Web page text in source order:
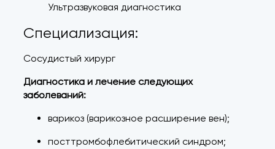
Ультразвуковая диагностика
Специализация:
Сосудистый хирург
Диагностика и лечение следующих
заболеваний:
варикоз (варикозное расширение вен);
посттромбофлебитический синдром;